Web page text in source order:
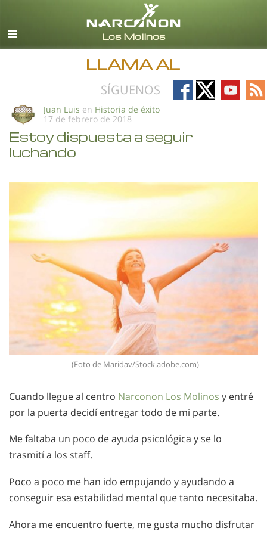
Español (Castellano)
Todas las Regiones/Idiomas
LLAMA AL
SÍGUENOS
Follow
on
Follow
on
Follow
on
on
Juan Luis en Historia de éxito
17 de febrero de 2018
Estoy dispuesta a seguir
luchando
(Foto de Maridav/Stock.adobe.com)
Cuando llegue al centro Narconon Los Molinos y entré
por la puerta decidí entregar todo de mi parte.
Me faltaba un poco de ayuda psicológica y se lo
trasmití a los staff.
Poco a poco me han ido empujando y ayudando a
conseguir esa estabilidad mental que tanto necesitaba.
Ahora me encuentro fuerte, me gusta mucho disfrutar